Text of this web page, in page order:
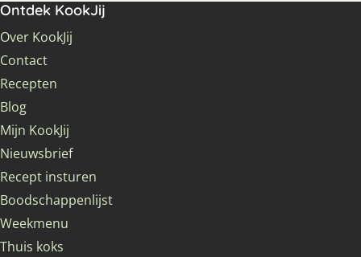
Ontdek KookJij
Over KookJij
Contact
Recepten
Blog
Mijn KookJij
Nieuwsbrief
Recept insturen
Boodschappenlijst
Weekmenu
Thuis koks